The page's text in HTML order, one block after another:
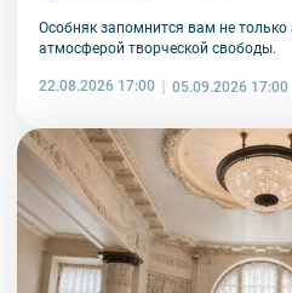
Особняк запомнится вам не только
атмосферой творческой свободы.
22.08.2026 17:00 05.09.2026 17:00